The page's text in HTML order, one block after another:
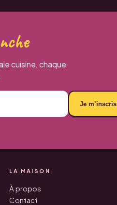
cuisine, chaque
Je m’inscris
LA MAISON
À propos
Contact